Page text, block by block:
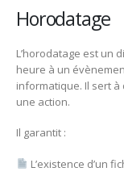
Horodatage
L’horodatage est un
heure à un
informatique. Il sert à
une action.
Il garantit :
L’existence d’un